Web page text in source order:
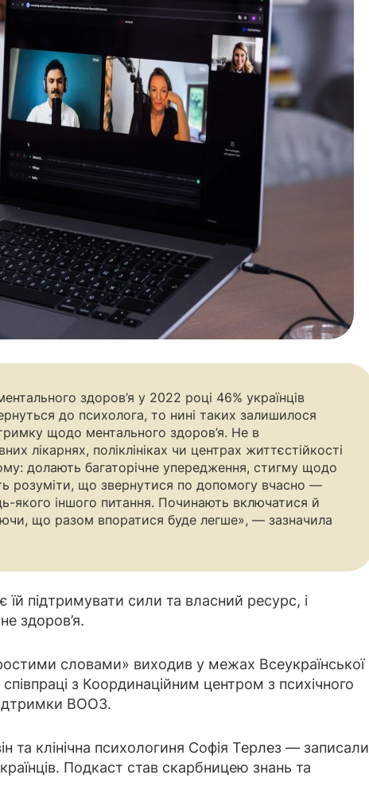
здоров’я у 2022 році 46% українців
до психолога, то нині таких залишилося
щодо ментального здоров’я. Не в
лікарнях, поліклініках чи центрах життєстійкості
долають багаторічне упередження, стигму щодо
розуміти, що звернутися по допомогу вчасно —
якого іншого питання. Починають включатися й
що разом впоратися буде легше», — зазначила
підтримувати сили та власний ресурс, і
здоров’я.
словами» виходив у межах Всеукраїнської
з Координаційним центром з психічного
ВООЗ.
та клінічна психологиня Софія Терлез — записали
Подкаст став скарбницею знань та